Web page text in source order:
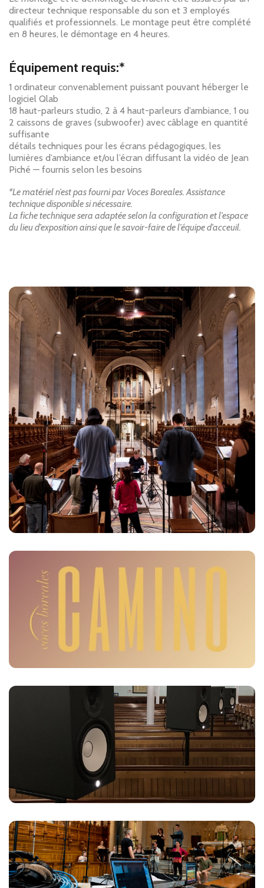
directeur technique responsable du son et 3 employés
qualifiés et professionnels. Le montage peut être complété
en 8 heures, le démontage en 4 heures.
Équipement requis:*
1 ordinateur convenablement puissant pouvant héberger le
logiciel Qlab
18 haut-parleurs studio, 2 à 4 haut-parleurs d’ambiance, 1 ou
2 caissons de graves (subwoofer) avec câblage en quantité
suffisante
détails techniques pour les écrans pédagogiques, les
lumières d’ambiance et/ou l’écran diffusant la vidéo de Jean
Piché — fournis selon les besoins
*Le matériel n’est pas fourni par Voces Boreales. Assistance
technique disponible si nécessaire.
La fiche technique sera adaptée selon la configuration et l’espace
du lieu d’exposition ainsi que le savoir-faire de l’équipe d’acceuil.